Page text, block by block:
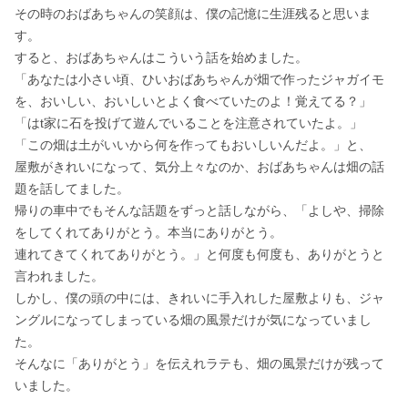
その時のおばあちゃんの笑顔は、僕の記憶に生涯残ると思いま
す。
すると、おばあちゃんはこういう話を始めました。
「あなたは小さい頃、ひいおばあちゃんが畑で作ったジャガイモ
を、おいしい、おいしいとよく食べていたのよ！覚えてる？」
「はt家に石を投げて遊んでいることを注意されていたよ。」
「この畑は土がいいから何を作ってもおいしいんだよ。」と、
屋敷がきれいになって、気分上々なのか、おばあちゃんは畑の話
題を話してました。
帰りの車中でもそんな話題をずっと話しながら、「よしや、掃除
をしてくれてありがとう。本当にありがとう。
連れてきてくれてありがとう。」と何度も何度も、ありがとうと
言われました。
しかし、僕の頭の中には、きれいに手入れした屋敷よりも、ジャ
ングルになってしまっている畑の風景だけが気になっていまし
た。
そんなに「ありがとう」を伝えれラテも、畑の風景だけが残って
いました。